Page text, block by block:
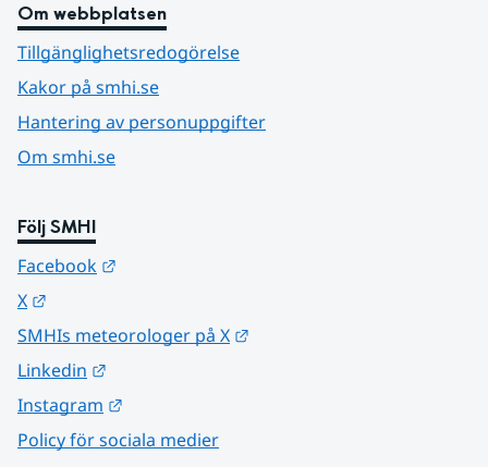
Om webbplatsen
Tillgänglighetsredogörelse
Kakor på smhi.se
Hantering av personuppgifter
Om smhi.se
Följ SMHI
Facebook
X
SMHIs meteorologer på X
Linkedin
Instagram
Policy för sociala medier